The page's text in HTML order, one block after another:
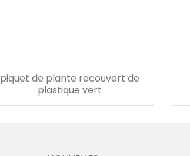
piquet de plante recouvert de
plastique vert